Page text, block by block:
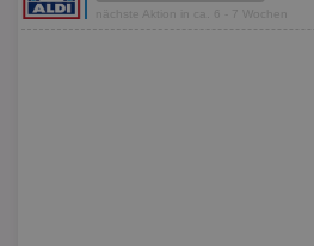
nächste Aktion in ca. 6 - 7 Wochen